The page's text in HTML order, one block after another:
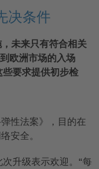
决条件
未来只有符合相关
欧洲市场的入场
要求提供初步检
性法案》，目的在
安全。
升级表示欢迎。“每